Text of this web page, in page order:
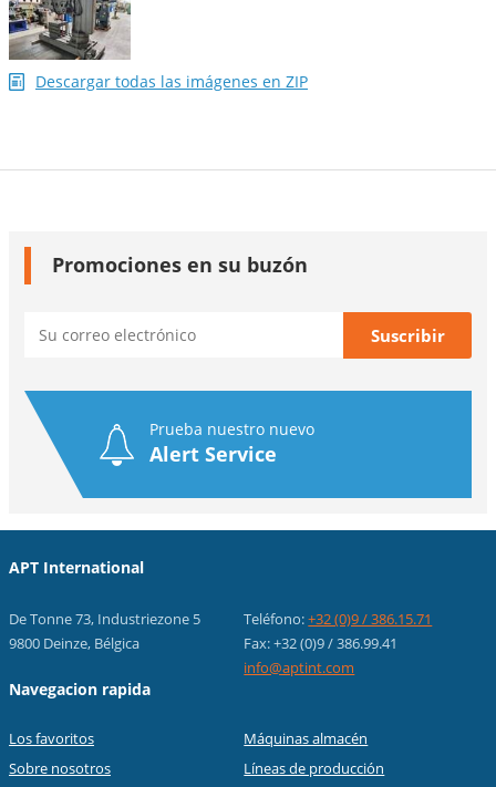
Descargar todas las imágenes en ZIP
Promociones en su buzón
Prueba nuestro nuevo
Alert Service
APT International
De Tonne 73, Industriezone 5
9800 Deinze, Bélgica
Teléfono:+32 (0)9 / 386.15.71
Fax: +32 (0)9 / 386.99.41
info@aptint.com
Navegacion rapida
Los favoritos
Sobre nosotros
Máquinas almacén
Líneas de producción